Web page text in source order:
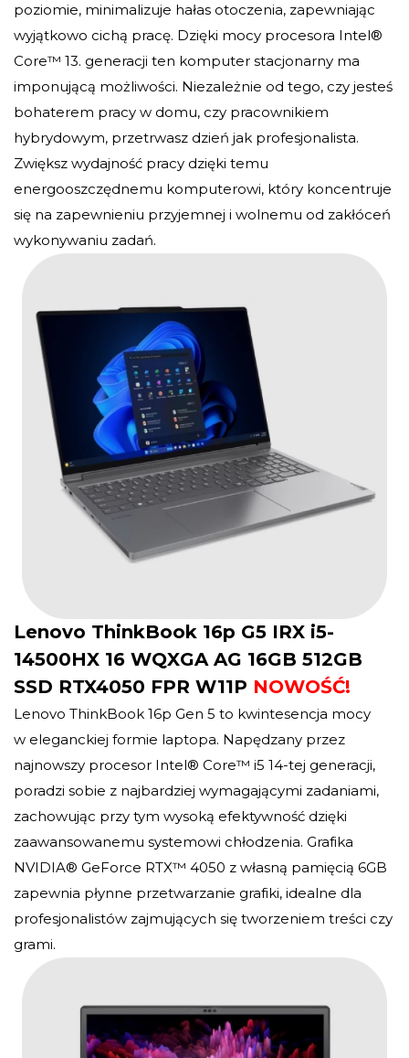
poziomie, minimalizuje hałas otoczenia, zapewniając
wyjątkowo cichą pracę. Dzięki mocy procesora Intel®
Core™ 13. generacji ten komputer stacjonarny ma
imponującą możliwości. Niezależnie od tego, czy jesteś
bohaterem pracy w domu, czy pracownikiem
hybrydowym, przetrwasz dzień jak profesjonalista.
Zwiększ wydajność pracy dzięki temu
energooszczędnemu komputerowi, który koncentruje
się na zapewnieniu przyjemnej i wolnemu od zakłóceń
wykonywaniu zadań.
Lenovo ThinkBook 16p G5 IRX i5-
14500HX 16 WQXGA AG 16GB 512GB
SSD RTX4050 FPR W11P NOWOŚĆ!
Lenovo ThinkBook 16p Gen 5 to kwintesencja mocy
w eleganckiej formie laptopa. Napędzany przez
najnowszy procesor Intel® Core™ i5 14-tej generacji,
poradzi sobie z najbardziej wymagającymi zadaniami,
zachowując przy tym wysoką efektywność dzięki
zaawansowanemu systemowi chłodzenia. Grafika
NVIDIA® GeForce RTX™ 4050 z własną pamięcią 6GB
zapewnia płynne przetwarzanie grafiki, idealne dla
profesjonalistów zajmujących się tworzeniem treści czy
grami.